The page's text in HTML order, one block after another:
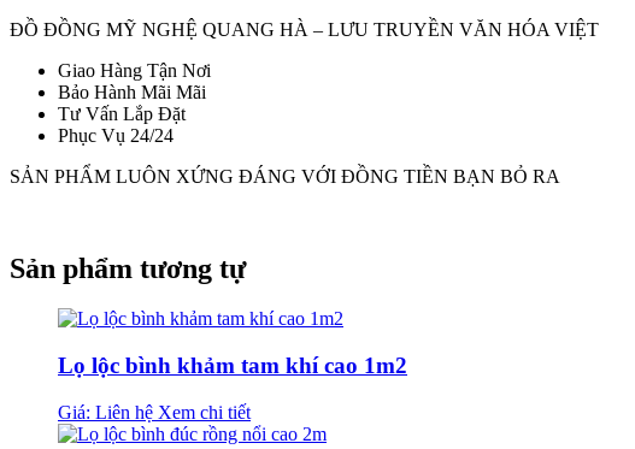
ĐỒ ĐỒNG MỸ NGHỆ QUANG HÀ – LƯU TRUYỀN VĂN HÓA VIỆT
Giao Hàng Tận Nơi
Bảo Hành Mãi Mãi
Tư Vấn Lắp Đặt
Phục Vụ 24/24
SẢN PHẨM LUÔN XỨNG ĐÁNG VỚI ĐỒNG TIỀN BẠN BỎ RA
Sản phẩm tương tự
Lọ lộc bình khảm tam khí cao 1m2
Giá: Liên hệ Xem chi tiết